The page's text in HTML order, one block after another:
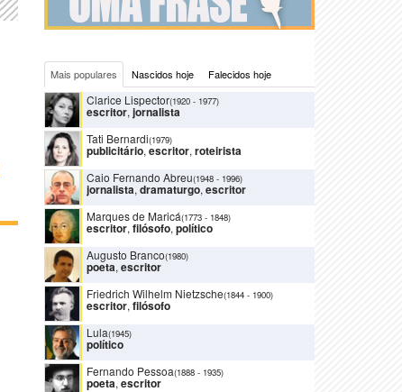
Mais populares Nascidos hoje Falecidos hoje
Clarice Lispector(1920 - 1977)
escritor, jornalista
Tati Bernardi(1979)
publicitário, escritor, roteirista
Caio Fernando Abreu(1948 - 1996)
jornalista, dramaturgo, escritor
Marques de Maricá(1773 - 1848)
escritor, filósofo, político
Augusto Branco(1980)
poeta, escritor
Friedrich Wilhelm Nietzsche(1844 - 1900)
escritor, filósofo
Lula(1945)
político
Fernando Pessoa(1888 - 1935)
poeta, escritor